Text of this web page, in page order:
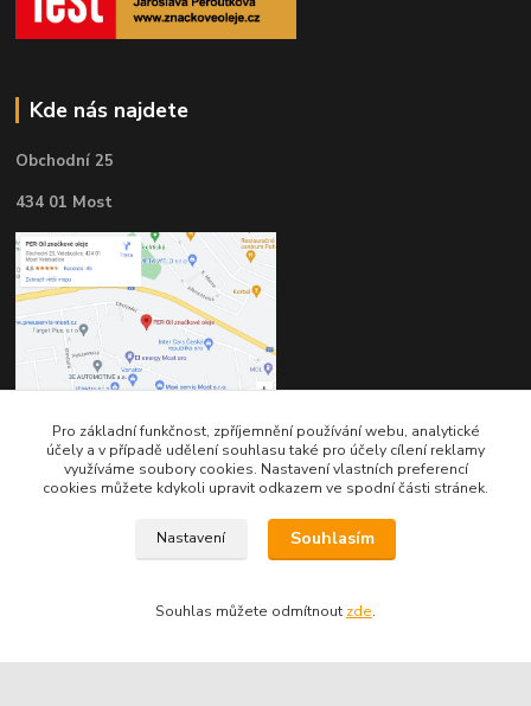
Kde nás najdete
Obchodní 25
434 01 Most
Kontakty
Pro základní funkčnost, zpříjemnění používání webu, analytické
účely a v případě udělení souhlasu také pro účely cílení reklamy
využíváme soubory cookies. Nastavení vlastních preferencí
cookies můžete kdykoli upravit odkazem ve spodní části stránek.
Nastavení Souhlasím
Souhlas můžete odmítnout zde.